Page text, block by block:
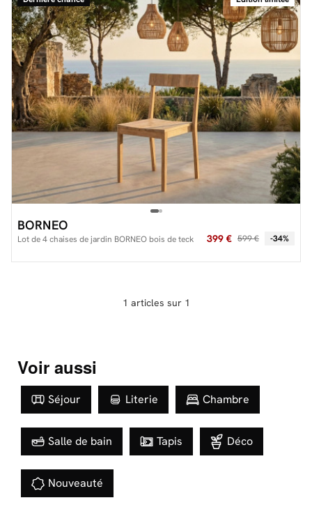
Facilité de paiements
Livraison
Aide et contact
Conseil sur mesure
Mieux nous connaître
BORNEO
Lot de 4 chaises de jardin BORNEO bois de teck 399 € 599 € -34%
1 articles sur 1
Voir aussi
Séjour Literie Chambre
Salle de bain Tapis Déco
Nouveauté